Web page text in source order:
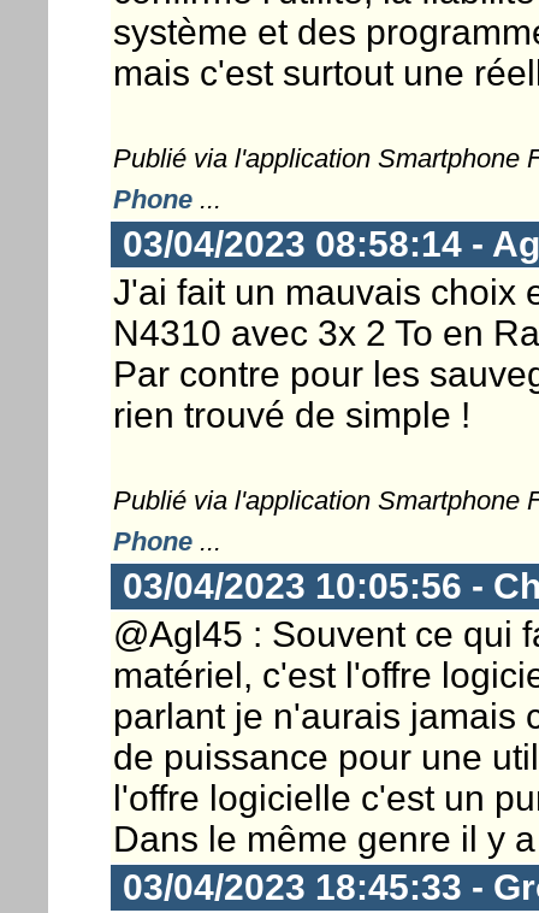
système et des
mais c'est surtout une
Publié via l'application Smartphone
Phone...
03/04/2023 08:58:14 -
J'ai fait un mauvais choix
N4310 avec 3x 2 To en
Par contre pour les
rien trouvé de simple !
Publié via l'application Smartphone
Phone...
03/04/2023 10:05:56 -
@Agl45 : Souvent ce qui
matériel, c'est l'offre
parlant je n'aurais jamais
de puissance pour une
l'offre logicielle c'est un
Dans le même genre il y
03/04/2023 18:45:33 -